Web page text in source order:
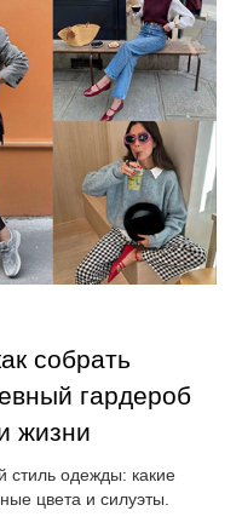
собрать
гардероб
жизни
стиль одежды: какие
цвета и силуэты.